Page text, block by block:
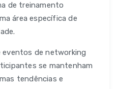
de treinamento
área específica de
eventos de networking
se mantenham
tendências e